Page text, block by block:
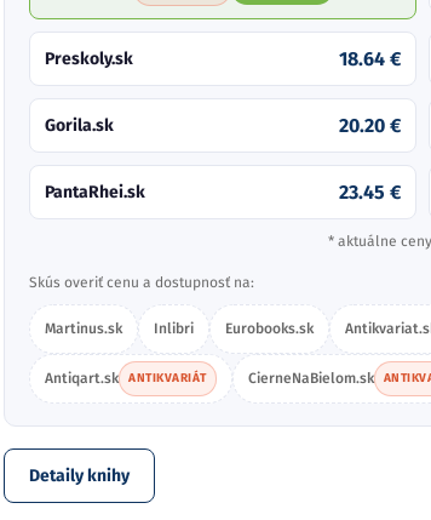
Preskoly.sk 18.64 €
Gorila.sk 20.20 €
PantaRhei.sk 23.45 €
* aktuálne
Skús overiť cenu a dostupnosť na:
Martinus.sk Inlibri Eurobooks.sk
Antiqart.sk ANTIKVARIÁT CierneNaBielom.sk
Detaily knihy